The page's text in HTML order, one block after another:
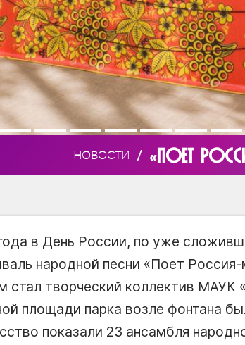
НОВОСТИ / «ПОЕТ
в День России, по уже
народной песни «Поет
стал творческий коллектив МАУК
площади парка возле фонтана
показали 23 ансамбля